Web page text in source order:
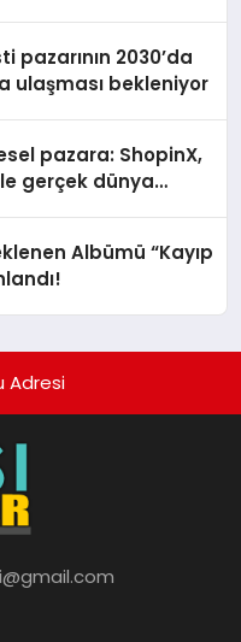
pazarının 2030’da
ulaşması bekleniyor
pazara: ShopinX,
gerçek dünya
Albümü “Kayıp
Adresi